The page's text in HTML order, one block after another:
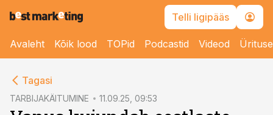
Telli ligipääs
Avaleht Kõik lood TOPid Podcastid Videod
Tagasi
TARBIJAKÄITUMINE 11.09.25, 09:53